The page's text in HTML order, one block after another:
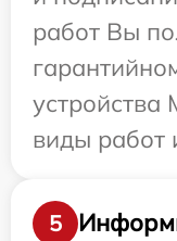
работ Вы
устройства
виды работ
5